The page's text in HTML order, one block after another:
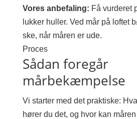
Vores anbefaling: Få vurderet
lukker huller. Ved mår på loftet
ske, når måren er ude.
Proces
Sådan foregår
mårbekæmpelse
Vi starter med det praktiske:
hører du det, og hvor kan